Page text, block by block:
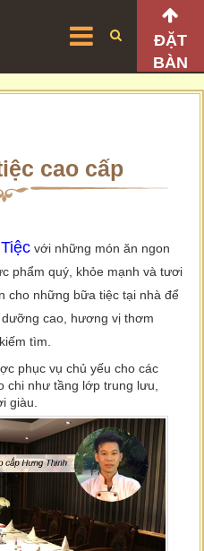
ĐẶT
BÀN
cao cấp
ệc với những món ăn ngon
phẩm quý, khỏe mạnh và tươi
cho những bữa tiệc tại nhà để
cao, hương vị thơm
tìm.
phục vụ chủ yếu cho các
chi như tầng lớp trung lưu,
giàu.